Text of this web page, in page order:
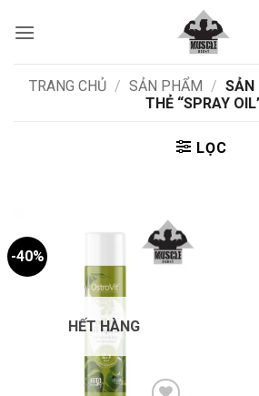
qua
dungTRANG CHỦ / SẢN PHẨM / SẢN
THẺ “SPRAY
LỌC
-40%
HẾT HÀNG